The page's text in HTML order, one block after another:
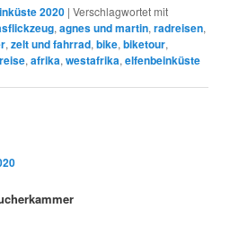
2020 |Verschlagwortet mit
,agnes und martin,radreisen,
,zelt und fahrrad,bike,biketour,
,afrika,westafrika,elfenbeinküste